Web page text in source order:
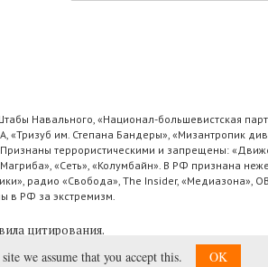
Навального, «Национал-большевистская
им. Степана Бандеры», «Мизантропик
Признаны террористическими и запрещены:
«Сеть», «Колумбайн». В РФ признана
радио «Свобода», The Insider, «Медиазона»,
в РФ за экстремизм.
цитирования.
we assume that you accept this. OK